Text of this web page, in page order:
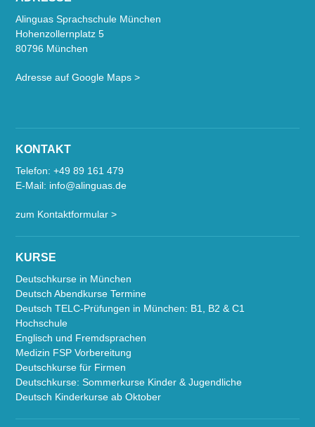
Alinguas Sprachschule München
Hohenzollernplatz 5
80796 München
Adresse auf Google Maps >
KONTAKT
Telefon:+49 89 161 479
E-Mail: info@alinguas.de
zum Kontaktformular >
KURSE
Deutschkurse in München
Deutsch Abendkurse Termine
Deutsch TELC-Prüfungen in München: B1, B2 & C1
Hochschule
Englisch und Fremdsprachen
Medizin FSP Vorbereitung
Deutschkurse für Firmen
Deutschkurse: Sommerkurse Kinder & Jugendliche
Deutsch Kinderkurse ab Oktober